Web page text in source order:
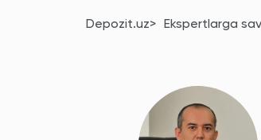
Depozit.uz Ekspertlarga